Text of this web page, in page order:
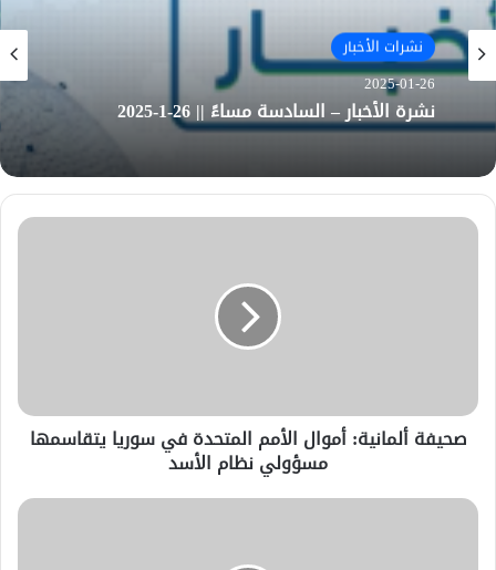
نشرات الأخبار
2025-01-26
نشرة الأخبار – السادسة مساءً || 26-1-2025
صحيفة ألمانية: أموال الأمم المتحدة في سوريا يتقاسمها
مسؤولي نظام الأسد